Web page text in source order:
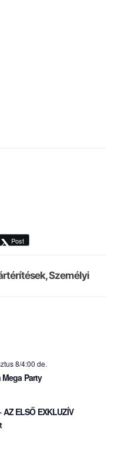
Post
Személyi
8/4:00 de.
Party
AZ ELSŐ EXKLUZÍV